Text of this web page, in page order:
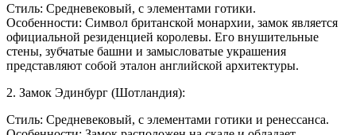
Стиль: Средневековый, с элементами готики.
Особенности: Символ британской монархии, замок является
официальной резиденцией королевы. Его внушительные
стены, зубчатые башни и замысловатые украшения
представляют собой эталон английской архитектуры.
2. Замок Эдинбург (Шотландия):
Стиль: Средневековый, с элементами готики и ренессанса.